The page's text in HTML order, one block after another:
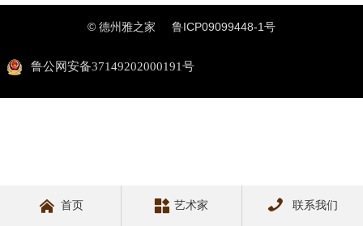
© 德州雅之家 鲁ICP09099448-1号
鲁公网安备37149202000191号
 首页  艺术家  联系我们